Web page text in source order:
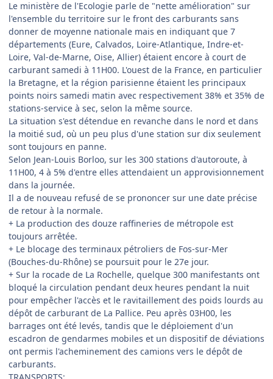
Le ministère de l'Ecologie parle de "nette amélioration" sur
l'ensemble du territoire sur le front des carburants sans
donner de moyenne nationale mais en indiquant que 7
départements (Eure, Calvados, Loire-Atlantique, Indre-et-
Loire, Val-de-Marne, Oise, Allier) étaient encore à court de
carburant samedi à 11H00. L'ouest de la France, en particulier
la Bretagne, et la région parisienne étaient les principaux
points noirs samedi matin avec respectivement 38% et 35% de
stations-service à sec, selon la même source.
La situation s'est détendue en revanche dans le nord et dans
la moitié sud, où un peu plus d'une station sur dix seulement
sont toujours en panne.
Selon Jean-Louis Borloo, sur les 300 stations d'autoroute, à
11H00, 4 à 5% d'entre elles attendaient un approvisionnement
dans la journée.
Il a de nouveau refusé de se prononcer sur une date précise
de retour à la normale.
+ La production des douze raffineries de métropole est
toujours arrêtée.
+ Le blocage des terminaux pétroliers de Fos-sur-Mer
(Bouches-du-Rhône) se poursuit pour le 27e jour.
+ Sur la rocade de La Rochelle, quelque 300 manifestants ont
bloqué la circulation pendant deux heures pendant la nuit
pour empêcher l'accès et le ravitaillement des poids lourds au
dépôt de carburant de La Pallice. Peu après 03H00, les
barrages ont été levés, tandis que le déploiement d'un
escadron de gendarmes mobiles et un dispositif de déviations
ont permis l'acheminement des camions vers le dépôt de
carburants.